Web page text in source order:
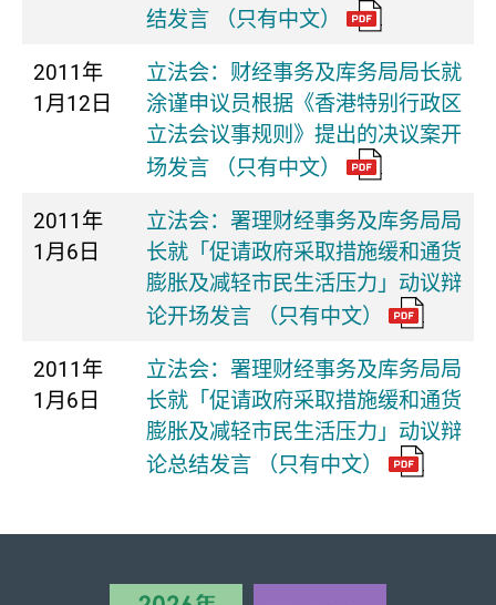
结发言 （只有中文）
2011年
1月12日
立法会：财经事务及库务局局长就
涂谨申议员根据《香港特别行政区
立法会议事规则》提出的决议案开
场发言 （只有中文）
2011年
1月6日
立法会：署理财经事务及库务局局
长就「促请政府采取措施缓和通货
膨胀及减轻市民生活压力」动议辩
论开场发言 （只有中文）
2011年
1月6日
立法会：署理财经事务及库务局局
长就「促请政府采取措施缓和通货
膨胀及减轻市民生活压力」动议辩
论总结发言 （只有中文）
页首